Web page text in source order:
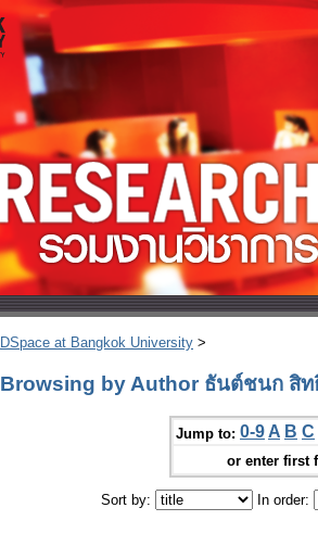
DSpace at Bangkok University >
Browsing by Author ธันต์ชนก สิ
Jump to: 0-9 A B C
or enter first
Sort by: In order: